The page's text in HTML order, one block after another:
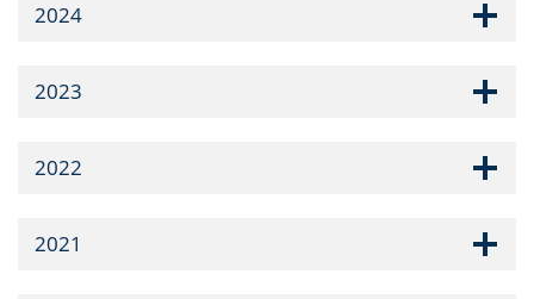
2024
2023
2022
2021